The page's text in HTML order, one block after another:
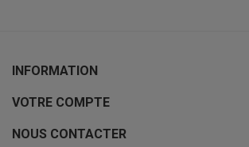
INFORMATION
VOTRE COMPTE
NOUS CONTACTER